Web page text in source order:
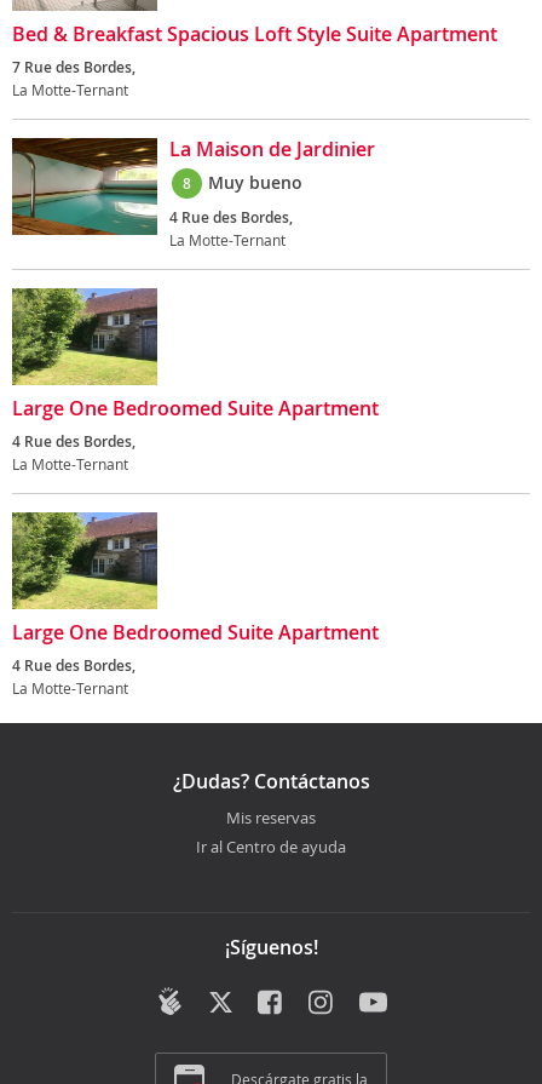
Bed & Breakfast Spacious Loft Style Suite Apartment
7 Rue des Bordes,
La Motte-Ternant
La Maison de Jardinier
8 Muy bueno
4 Rue des Bordes,
La Motte-Ternant
Large One Bedroomed Suite Apartment
4 Rue des Bordes,
La Motte-Ternant
Large One Bedroomed Suite Apartment
4 Rue des Bordes,
La Motte-Ternant
¿Dudas? Contáctanos
Mis reservas
Ir al Centro de ayuda
¡Síguenos!
Descárgate gratis la